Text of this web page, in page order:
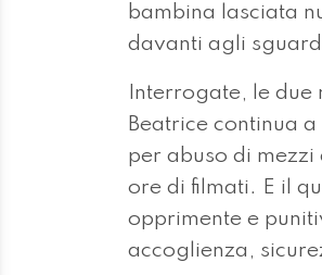
bambina lasciata
davanti agli
Interrogate, le
Beatrice continua
per abuso di
ore di filmati. E il
opprimente e
accoglienza,